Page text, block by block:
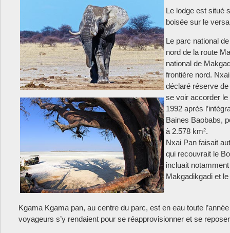
Le lodge est situé
boisée sur le
Le parc national
nord de la route
national de
frontière nord.
déclaré réserve
se voir accorder le
1992 après
Baines Baobabs,
à 2.578 km².
Nxai Pan faisait
qui recouvrait le
incluait
Makgadikgadi et
Kgama Kgama pan, au centre du parc, est en eau toute
voyageurs s’y rendaient pour se réapprovisionner et se